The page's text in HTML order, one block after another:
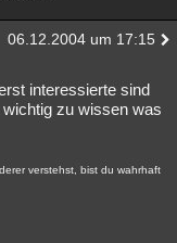
06.12.2004 um 17:15
interessierte sind
zu wissen was
verstehst, bist du wahrhaft